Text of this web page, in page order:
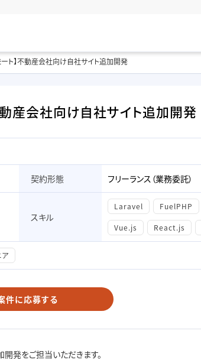
ト】不動産会社向け自社サイト追加開発
産会社向け自社サイト追加開発
契約形態 フリーランス（業務委託）
スキル
Laravel FuelPHP
Vue.js React.js
件に応募する
発をご担当いただきます。